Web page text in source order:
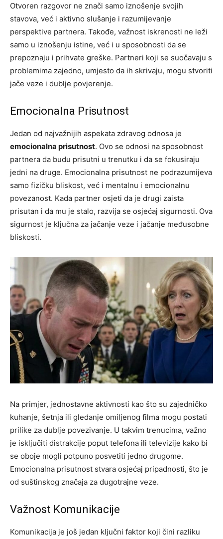
Otvoren razgovor ne znači samo iznošenje svojih
stavova, već i aktivno slušanje i razumijevanje
perspektive partnera. Takođe, važnost iskrenosti ne leži
samo u iznošenju istine, već i u sposobnosti da se
prepoznaju i prihvate greške. Partneri koji se suočavaju s
problemima zajedno, umjesto da ih skrivaju, mogu stvoriti
jače veze i dublje povjerenje.
Emocionalna Prisutnost
Jedan od najvažnijih aspekata zdravog odnosa je
emocionalna prisutnost. Ovo se odnosi na sposobnost
partnera da budu prisutni u trenutku i da se fokusiraju
jedni na druge. Emocionalna prisutnost ne podrazumijeva
samo fizičku bliskost, već i mentalnu i emocionalnu
povezanost. Kada partner osjeti da je drugi zaista
prisutan i da mu je stalo, razvija se osjećaj sigurnosti. Ova
sigurnost je ključna za jačanje veze i jačanje međusobne
bliskosti.
Na primjer, jednostavne aktivnosti kao što su zajedničko
kuhanje, šetnja ili gledanje omiljenog filma mogu postati
prilike za dublje povezivanje. U takvim trenucima, važno
je isključiti distrakcije poput telefona ili televizije kako bi
se oboje mogli potpuno posvetiti jedno drugome.
Emocionalna prisutnost stvara osjećaj pripadnosti, što je
od suštinskog značaja za dugotrajne veze.
Važnost Komunikacije
Komunikacija je još jedan ključni faktor koji čini razliku